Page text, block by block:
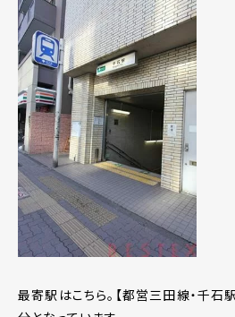
最寄駅はこちら。【都営三田線・千石